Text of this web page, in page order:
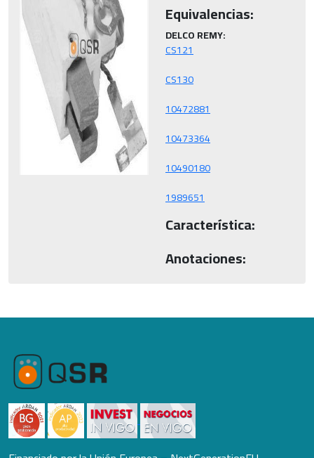
Equivalencias:
DELCO REMY:
1989651
Característica:
Anotaciones: